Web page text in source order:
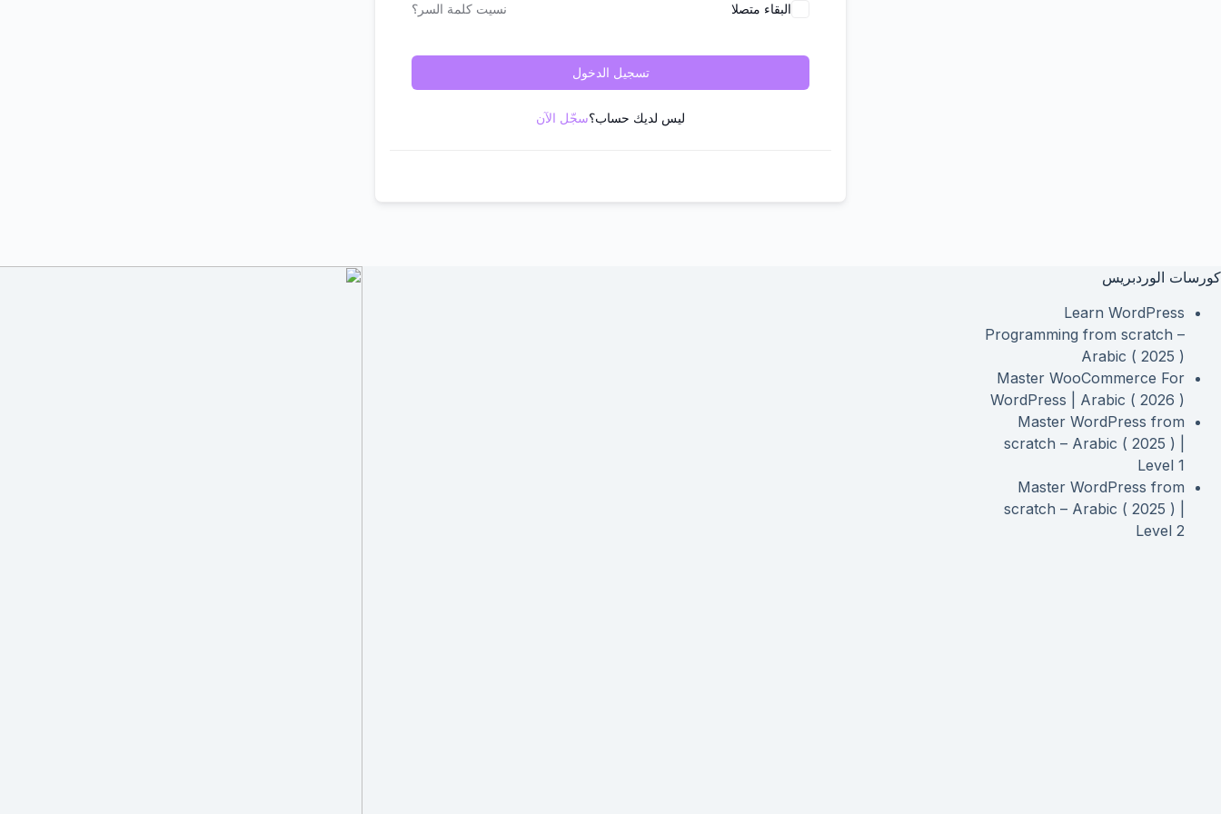
البقاء متصلا نسيت كلمة السر؟
تسجيل الدخول
ليس لديك حساب؟سجّل الآن
كورسات الوردبريس
Learn WordPress
Programming from scratch –
Arabic ( 2025 )
Master WooCommerce For
WordPress | Arabic ( 2026 )
Master WordPress from
scratch – Arabic ( 2025 ) |
Level 1
Master WordPress from
scratch – Arabic ( 2025 ) |
Level 2